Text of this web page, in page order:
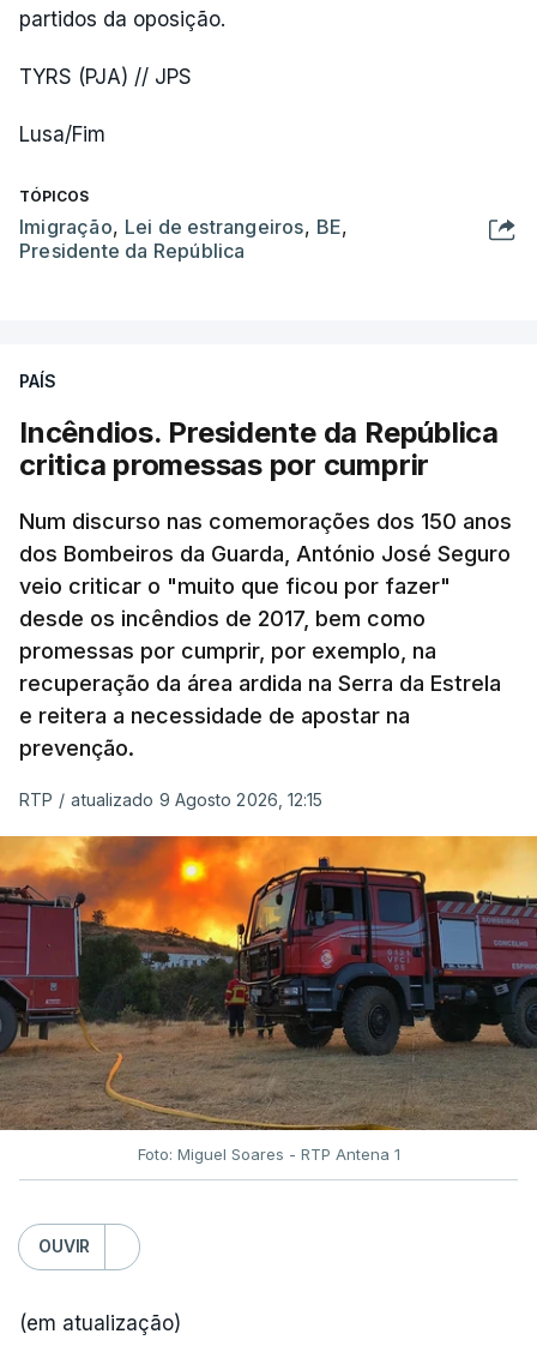
partidos da oposição.
TYRS (PJA) // JPS
Lusa/Fim
TÓPICOS
Imigração, Lei de estrangeiros, BE,
Presidente da República
PAÍS
Incêndios. Presidente da República
critica promessas por cumprir
Num discurso nas comemorações dos 150 anos
dos Bombeiros da Guarda, António José Seguro
veio criticar o "muito que ficou por fazer"
desde os incêndios de 2017, bem como
promessas por cumprir, por exemplo, na
recuperação da área ardida na Serra da Estrela
e reitera a necessidade de apostar na
prevenção.
RTP / atualizado 9 Agosto 2026, 12:15
Foto: Miguel Soares - RTP Antena 1
OUVIR
(em atualização)